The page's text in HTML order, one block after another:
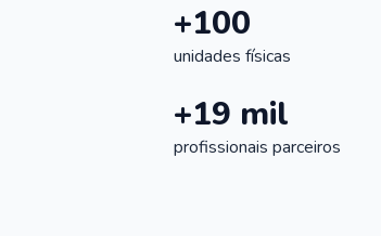
+100
unidades físicas
+19 mil
profissionais parceiros